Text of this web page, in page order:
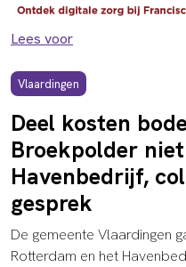
Lees voor
Vlaardingen
Deel kosten
Broekpolder
Havenbedrijf,
gesprek
De gemeente Vlaardingen
Rotterdam en het